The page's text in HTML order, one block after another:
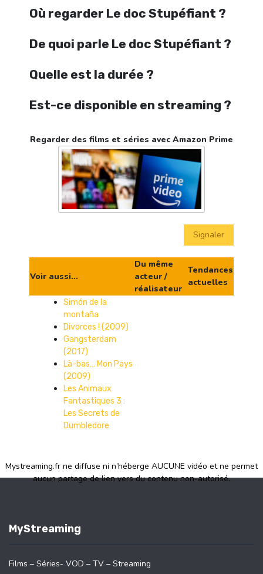
Où regarder Le doc Stupéfiant ?
De quoi parle Le doc Stupéfiant ?
Quelle est la durée ?
Est-ce disponible en streaming ?
Regarder des films et séries avec Amazon Prime
Signaler
Voir aussi...
Du même
acteur /
réalisateur
Tendances
actuelles
Simón de la
montaña
Divorces ! (2009)
Gangsterdam
(2017)
Là-bas… Mon Pays
(2009)
Les Animaux
Fantastiques 3 :
Les Secrets de
Dumbledore
Mystreaming.fr ne diffuse ni n’héberge AUCUNE vidéo et ne permet
aucun partage de lien vers du contenu non-autorisé.
MyStreaming
Films – Séries- VOD – TV – Streaming